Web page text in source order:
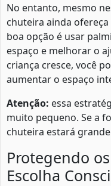
No entanto, mesmo
chuteira ainda
boa opção é usar
espaço e melhorar o
criança cresce, você
aumentar o espaço
Atenção: essa
muito pequeno. Se a
chuteira estará
Protegendo
Escolha